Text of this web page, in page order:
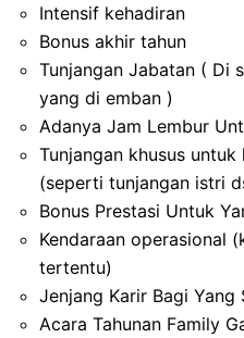
Intensif kehadiran
Bonus akhir tahun
Tunjangan Jabatan ( Di
yang di emban )
Adanya Jam Lembur
Tunjangan khusus
(seperti tunjangan istri
Bonus Prestasi Untuk
Kendaraan operasional
tertentu)
Jenjang Karir Bagi Yang
Acara Tahunan Family